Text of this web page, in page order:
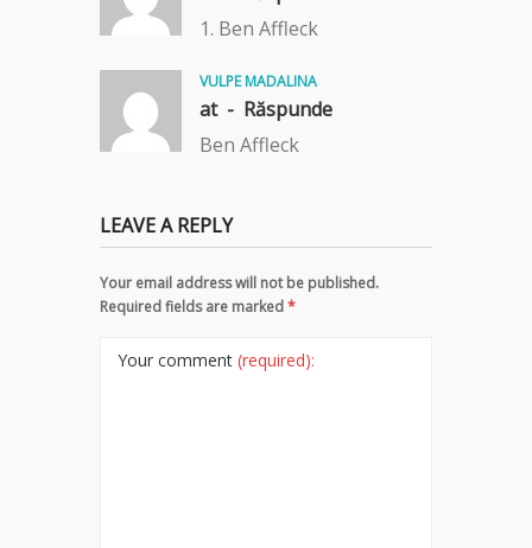
1. Ben Affleck
VULPE MADALINA
at - Răspunde
Ben Affleck
LEAVE A REPLY
Your email address will not be published.
Required fields are marked*
Your comment (required):